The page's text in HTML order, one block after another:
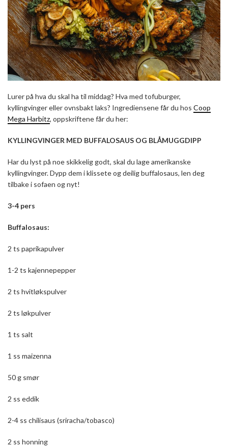
Lurer på hva du skal ha til middag? Hva med tofuburger,
kyllingvinger eller ovnsbakt laks? Ingrediensene får du hos Coop
Mega Harbitz, oppskriftene får du her:
KYLLINGVINGER MED BUFFALOSAUS OG BLÅMUGGDIPP
Har du lyst på noe skikkelig godt, skal du lage amerikanske
kyllingvinger. Dypp dem i klissete og deilig buffalosaus, len deg
tilbake i sofaen og nyt!
3-4 pers
Buffalosaus:
2 ts paprikapulver
1-2 ts kajennepepper
2 ts hvitløkspulver
2 ts løkpulver
1 ts salt
1 ss maizenna
50 g smør
2 ss eddik
2-4 ss chilisaus (sriracha/tobasco)
2 ss honning